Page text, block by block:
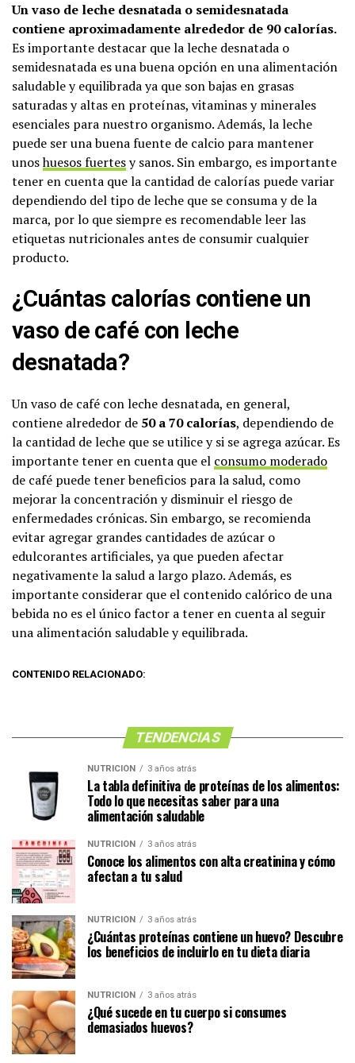
Un vaso de leche desnatada o semidesnatada
contiene aproximadamente alrededor de 90 calorías.
Es importante destacar que la leche desnatada o
semidesnatada es una buena opción en una alimentación
saludable y equilibrada ya que son bajas en grasas
saturadas y altas en proteínas, vitaminas y minerales
esenciales para nuestro organismo. Además, la leche
puede ser una buena fuente de calcio para mantener
unoshuesos fuertesy sanos. Sin embargo, es importante
tener en cuenta que la cantidad de calorías puede variar
dependiendo del tipo de leche que se consuma y de la
marca, por lo que siempre es recomendable leer las
etiquetas nutricionales antes de consumir cualquier
producto.
¿Cuántas calorías contiene un
vaso de café con leche
desnatada?
Un vaso de café con leche desnatada, en general,
contiene alrededor de 50 a 70 calorías, dependiendo de
la cantidad de leche que se utilice y si se agrega azúcar. Es
importante tener en cuenta que el consumo moderado
de café puede tener beneficios para la salud, como
mejorar la concentración y disminuir el riesgo de
enfermedades crónicas. Sin embargo, se recomienda
evitar agregar grandes cantidades de azúcar o
edulcorantes artificiales, ya que pueden afectar
negativamente la salud a largo plazo. Además, es
importante considerar que el contenido calórico de una
bebida no es el único factor a tener en cuenta al seguir
una alimentación saludable y equilibrada.
CONTENIDO RELACIONADO:
TENDENCIAS
NUTRICIÓN 3 años atrás
La tabla definitiva de proteínas de los alimentos:
Todo lo que necesitas saber para una
alimentación saludable
NUTRICIÓN 3 años atrás
Conoce los alimentos con alta creatinina y cómo
afectan a tu salud
NUTRICIÓN 3 años atrás
¿Cuántas proteínas contiene un huevo? Descubre
los beneficios de incluirlo en tu dieta diaria
NUTRICIÓN 3 años atrás
¿Qué sucede en tu cuerpo si consumes
demasiados huevos?